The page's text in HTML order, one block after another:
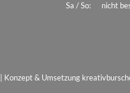
Sa / So:
nicht
Konzept & Umsetzung